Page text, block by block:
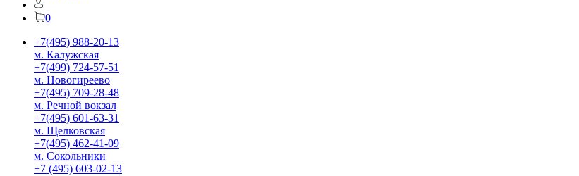
0
+7(495) 988-20-13
м. Калужская
+7(499) 724-57-51
м. Новогиреево
+7(495) 709-28-48
м. Речной вокзал
+7(495) 601-63-31
м. Щелковская
+7(495) 462-41-09
м. Сокольники
+7 (495) 603-02-13